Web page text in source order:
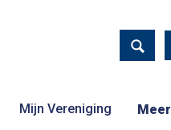
Mijn Vereniging Meer